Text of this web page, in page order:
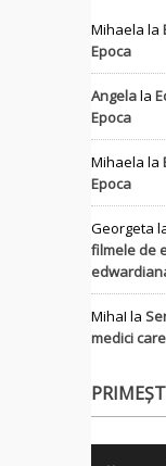
Mihaela la
Epoca
Angelala
Epoca
Mihaela la
Epoca
Georgeta
filmele de
MihaI la
medici